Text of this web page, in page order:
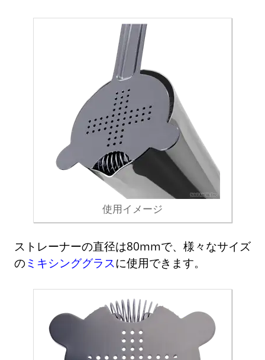
使用イメージ
ストレーナーの直径は80mmで、様々なサイズ
のミキシンググラスに使用できます。